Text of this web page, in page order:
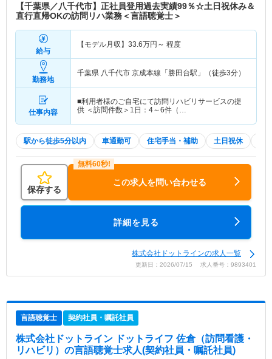
【千葉県／八千代市】正社員登用過去実績99％☆土日祝休み＆
直行直帰OKの訪問リハ業務＜言語聴覚士＞
給与
【モデル月収】 33.6万円～ 程度
勤務地
千葉県 八千代市 京成本線「勝田台駅」（徒歩3分）
仕事内容
■利用者様のご自宅にて訪問リハビリサービスの提
供 ＜訪問件数＞1日：4～6件（…
駅から徒歩5分以内 車通勤可 住宅手当・補助 土日祝休
保存する
この求人を問い合わせる
詳細を見る
株式会社ドットラインの求人一覧
更新日：2026/07/15 求人番号：9893401
言語聴覚士 契約社員・嘱託社員
株式会社ドットライン ドットライフ 佐倉（訪問看護・
リハビリ） の言語聴覚士求人(契約社員・嘱託社員)